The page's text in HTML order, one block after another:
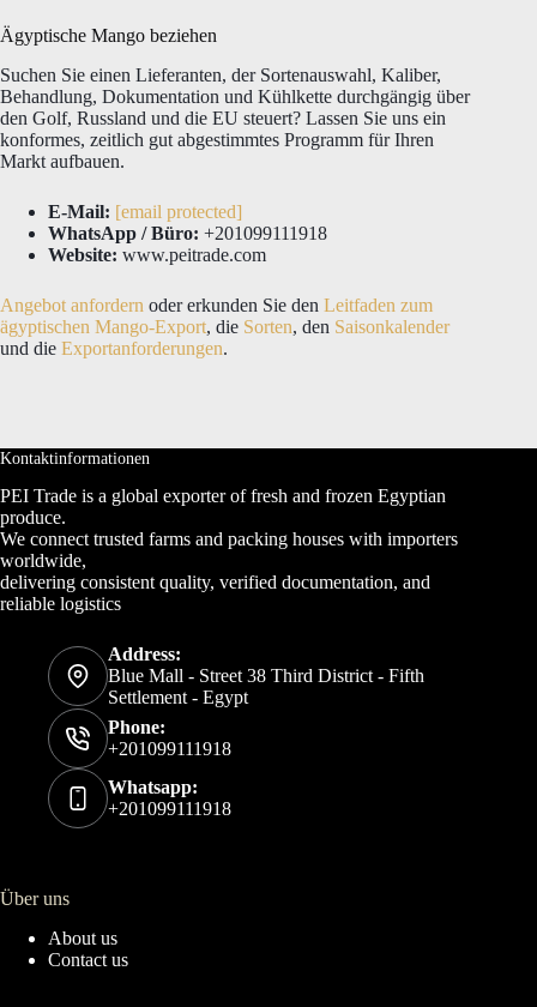
Ägyptische Mango beziehen
Suchen Sie einen Lieferanten, der Sortenauswahl, Kaliber,
Behandlung, Dokumentation und Kühlkette durchgängig über
den Golf, Russland und die EU steuert? Lassen Sie uns ein
konformes, zeitlich gut abgestimmtes Programm für Ihren
Markt aufbauen.
E-Mail: [email protected]
WhatsApp / Büro: +201099111918
Website: www.peitrade.com
Angebot anfordern oder erkunden Sie den Leitfaden zum
ägyptischen Mango-Export, die Sorten, den Saisonkalender
und die Exportanforderungen.
Kontaktinformationen
PEI Trade is a global exporter of fresh and frozen Egyptian
produce.
We connect trusted farms and packing houses with importers
worldwide,
delivering consistent quality, verified documentation, and
reliable logistics
Address:
Blue Mall - Street 38 Third District - Fifth
Settlement - Egypt
Phone:
+201099111918
Whatsapp:
+201099111918
Über uns
About us
Contact us